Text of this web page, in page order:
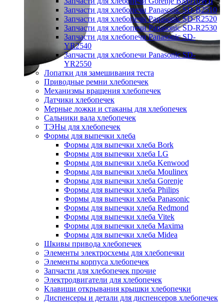
Запчасти для хлебопечи Panasonic SD-B2510
Запчасти для хлебопечи Panasonic SD-R2520
Запчасти для хлебопечи Panasonic SD-R2530
Запчасти для хлебопечи Panasonic SD-
YR2540
Запчасти для хлебопечи Panasonic SD-
YR2550
Лопатки для замешивания теста
Приводные ремни хлебопечек
Механизмы вращения хлебопечек
Датчики хлебопечек
Мерные ложки и стаканы для хлебопечек
Сальники вала хлебопечек
ТЭНы для хлебопечек
Формы для выпечки хлеба
Формы для выпечки хлеба Bork
Формы для выпечки хлеба LG
Формы для выпечки хлеба Kenwood
Формы для выпечки хлеба Moulinex
Формы для выпечки хлеба Gorenje
Формы для выпечки хлеба Philips
Формы для выпечки хлеба Panasonic
Формы для выпечки хлеба Redmond
Формы для выпечки хлеба Vitek
Формы для выпечки хлеба Maxima
Формы для выпечки хлеба Midea
Шкивы привода хлебопечек
Элементы электросхемы для хлебопечки
Элементы корпуса хлебопечек
Запчасти для хлебопечек прочие
Электродвигатели для хлебопечек
Клавиши открывания крышки хлебопечки
Диспенсеры и детали для диспенсеров хлебопечек